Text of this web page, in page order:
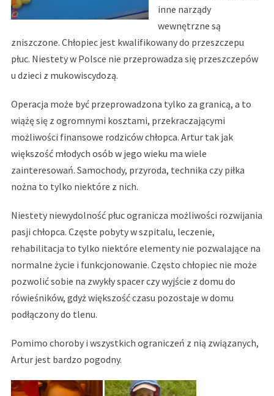
inne narządy
wewnętrzne są
zniszczone. Chłopiec jest kwalifikowany do przeszczepu
płuc. Niestety w Polsce nie przeprowadza się przeszczepów
u dzieci z mukowiscydozą.
Operacja może być przeprowadzona tylko za granicą, a to
wiążę się z ogromnymi kosztami, przekraczającymi
możliwości finansowe rodziców chłopca. Artur tak jak
większość młodych osób w jego wieku ma wiele
zainteresowań. Samochody, przyroda, technika czy piłka
nożna to tylko niektóre z nich.
Niestety niewydolność płuc ogranicza możliwości rozwijania
pasji chłopca. Częste pobyty w szpitalu, leczenie,
rehabilitacja to tylko niektóre elementy nie pozwalające na
normalne życie i funkcjonowanie. Często chłopiec nie może
pozwolić sobie na zwykły spacer czy wyjście z domu do
rówieśników, gdyż większość czasu pozostaje w domu
podłączony do tlenu.
Pomimo choroby i wszystkich ograniczeń z nią związanych,
Artur jest bardzo pogodny.